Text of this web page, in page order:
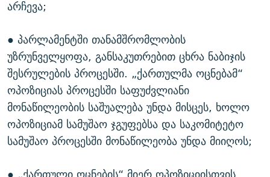
არჩევა;
● პარლამენტში თანამშრომლობის
უზრუნველყოფა, განსაკუთრებით ცხრა ნაბიჯის
შესრულების პროცესში. „ქართულმა ოცნებამ“
ოპოზიციას პროცესში საფუძვლიანი
მონაწილეობის საშუალება უნდა მისცეს, ხოლო
ოპოზიციამ სამუშაო ჯგუფებსა და საკომიტეტო
სამუშაო პროცესში მონაწილეობა უნდა მიიღოს;